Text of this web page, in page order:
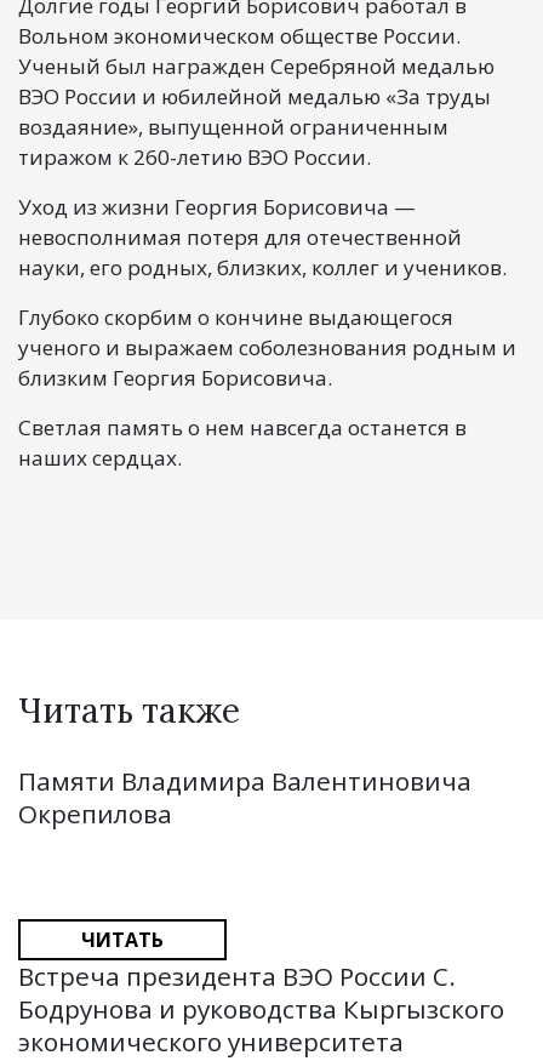
Долгие годы Георгий Борисович работал в
Вольном экономическом обществе России.
Ученый был награжден Серебряной медалью
ВЭО России и юбилейной медалью «За труды
воздаяние», выпущенной ограниченным
тиражом к 260-летию ВЭО России.
Уход из жизни Георгия Борисовича —
невосполнимая потеря для отечественной
науки, его родных, близких, коллег и учеников.
Глубоко скорбим о кончине выдающегося
ученого и выражаем соболезнования родным и
близким Георгия Борисовича.
Светлая память о нем навсегда останется в
наших сердцах.
Читать также
Памяти Владимира Валентиновича
Окрепилова
ЧИТАТЬ
Встреча президента ВЭО России С.
Бодрунова и руководства Кыргызского
экономического университета